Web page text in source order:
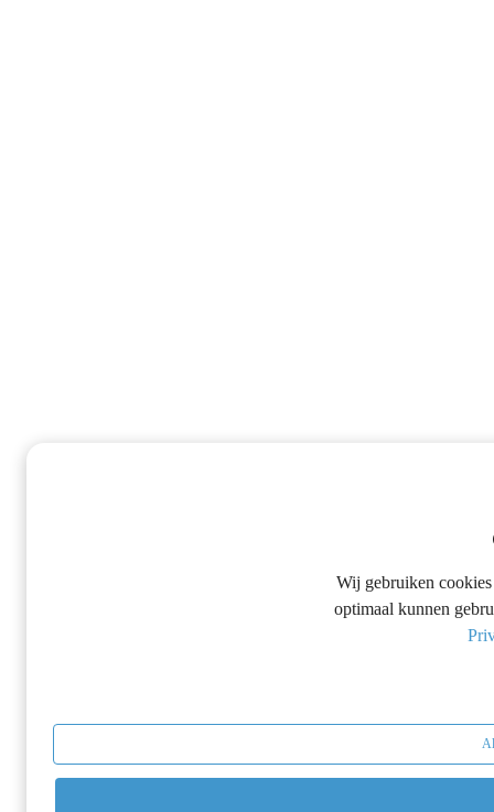
Wij gebruiken
optimaal kunnen